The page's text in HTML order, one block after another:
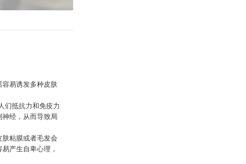
容易诱发多种皮肤
们抵抗力和免疫力
经，从而导致局
肤粘膜或者毛发会
产生自卑心理，